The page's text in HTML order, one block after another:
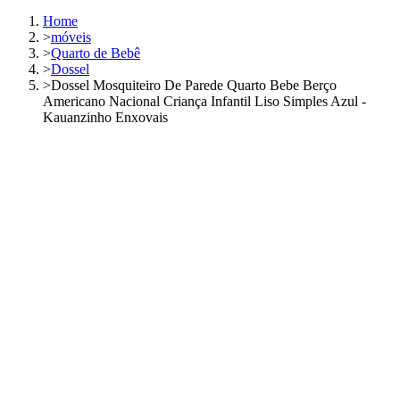
Home
>móveis
>Quarto de Bebê
>Dossel
>Dossel Mosquiteiro De Parede Quarto Bebe Berço
Americano Nacional Criança Infantil Liso Simples Azul -
Kauanzinho Enxovais